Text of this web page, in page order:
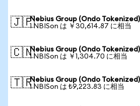
🇯🇵Nebius Group (Ondo Tokenized)
1 NBISon は ￥30,614.87 に相当
🇨🇳Nebius Group (Ondo Tokenized)
1 NBISon は ￥1,304.70 に相当
🇹🇷Nebius Group (Ondo Tokenized)
1 NBISon は ₺9,223.83 に相当